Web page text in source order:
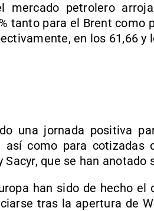
mercado petrolero
tanto para el Brent como
en los 61,66 y
una jornada positiva
así como para
Sacyr, que se han anotado
han sido de hecho
tras la apertura de